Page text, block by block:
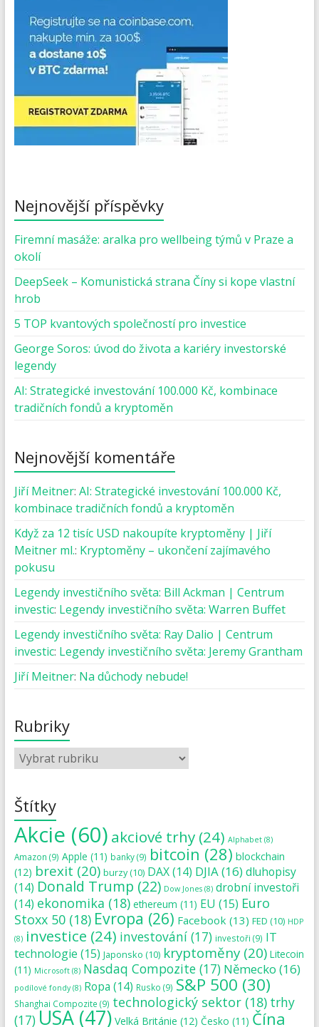
Nejnovější příspěvky
Firemní masáže: aralka pro wellbeing týmů v Praze a
okolí
DeepSeek – Komunistická strana Číny si kope vlastní
hrob
5 TOP kvantových společností pro investice
George Soros: úvod do života a kariéry investorské
legendy
AI: Strategické investování 100.000 Kč, kombinace
tradičních fondů a kryptoměn
Nejnovější komentáře
Jiří Meitner: AI: Strategické investování 100.000 Kč,
kombinace tradičních fondů a kryptoměn
Když za 12 tisíc USD nakoupíte kryptoměny | Jiří
Meitner ml.: Kryptoměny – ukončení zajímavého
pokusu
Legendy investičního světa: Bill Ackman | Centrum
investic: Legendy investičního světa: Warren Buffet
Legendy investičního světa: Ray Dalio | Centrum
investic: Legendy investičního světa: Jeremy Grantham
Jiří Meitner: Na důchody nebude!
Rubriky
Štítky
Akcie (60) akciové trhy(24) Alphabet(8)
Amazon (9) Apple (11) banky(9) bitcoin (28) blockchain
(12) brexit (20) burzy(10) DAX(14) DJIA (16)dluhopisy
(14) Donald Trump (22) Dow Jones(8) drobní investoři
(14) ekonomika (18) ethereum (11) EU (15) Euro
Stoxx 50(18) Evropa (26) Facebook (13) FED (10) HDP
(8) investice (24) investování(17) investoři (9) IT
technologie (15) Japonsko (10) kryptoměny(20) Litecoin
(11) Microsoft(8) Nasdaq Compozite(17) Německo (16)
podílové fondy(8) Ropa (14) Rusko (9) S&P 500 (30)
Shanghai Compozite (9) technologický sektor(18) trhy
(17)USA(47) Velká Británie (12) Česko (11) Čína